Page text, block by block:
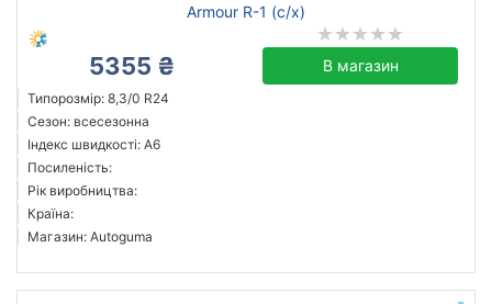
Armour R-1 (c/х)
5355 ₴ В магазин
Типорозмір: 8,3/0 R24
Сезон: всесезонна
Індекс швидкості: A6
Посиленість:
Рік виробництва:
Країна:
Магазин: Autoguma